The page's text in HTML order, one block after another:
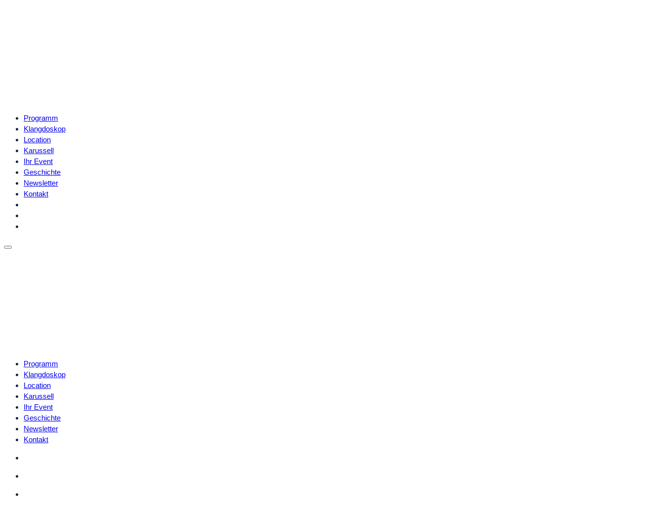
Programm
Klangdoskop
Location
Karussell
Ihr Event
Geschichte
Newsletter
Kontakt
Programm
Klangdoskop
Location
Karussell
Ihr Event
Geschichte
Newsletter
Kontakt